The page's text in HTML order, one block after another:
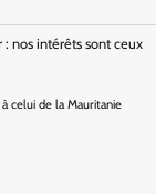
: nos intérêts sont ceux
celui de la Mauritanie